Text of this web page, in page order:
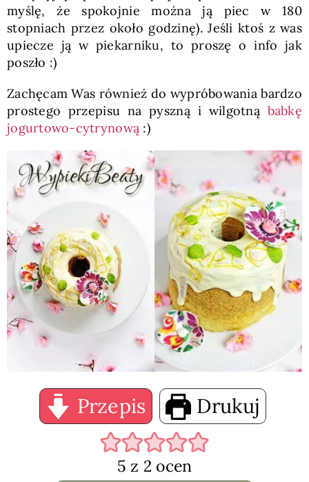
myślę, że spokojnie można ją piec w 180
stopniach przez około godzinę). Jeśli ktoś z was
upiecze ją w piekarniku, to proszę o info jak
poszło :)
Zachęcam Was również do wypróbowania bardzo
prostego przepisu na pyszną i wilgotną babkę
jogurtowo-cytrynową :)
Przepis Drukuj
5 z 2 ocen